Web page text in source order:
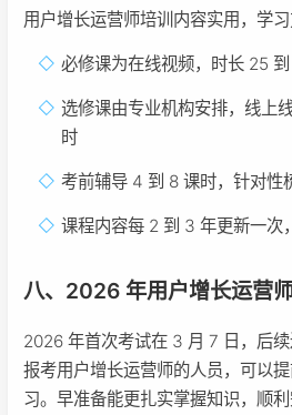
用户增长运营师培训内容实用，学习
必修课为在线视频，时长 25
选修课由专业机构安排，线上
时
考前辅导 4 到 8 课时，针对性
课程内容每 2 到 3 年更新一次
八、2026 年用户增长运营
2026 年首次考试在 3 月 7 日，后
报考用户增长运营师的人员，可以
习。早准备能更扎实掌握知识，顺